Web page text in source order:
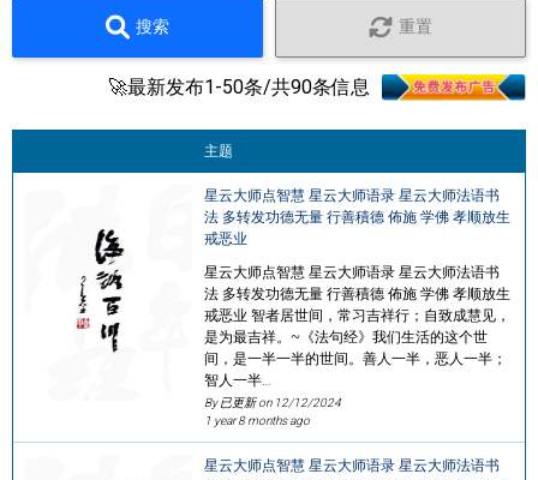
搜索 重置
🚀最新发布1-50条/共90条信息
主题
星云大师点智慧 星云大师语录 星云大师法语书
法 多转发功德无量 行善積德 佈施 学佛 孝顺放生
戒恶业
星云大师点智慧 星云大师语录 星云大师法语书
法 多转发功德无量 行善積德 佈施 学佛 孝顺放生
戒恶业 智者居世间，常习吉祥行；自致成慧见，
是为最吉祥。~《法句经》我们生活的这个世
间，是一半一半的世间。善人一半，恶人一半；
智人一半…
By 已更新 on 12/12/2024
1 year 8 months ago
星云大师点智慧 星云大师语录 星云大师法语书